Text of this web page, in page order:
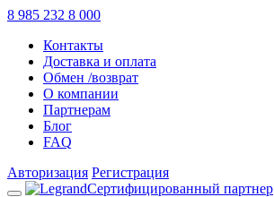
8 985 232 8 000
Контакты
Доставка и оплата
Обмен /возврат
О компании
Партнерам
Блог
FAQ
Авторизация Регистрация
Сертифицированный партнер